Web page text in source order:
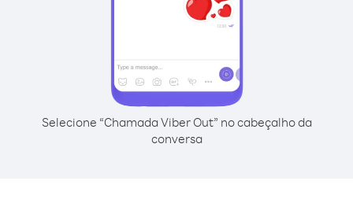
Selecione “Chamada Viber Out” no cabeçalho da
conversa